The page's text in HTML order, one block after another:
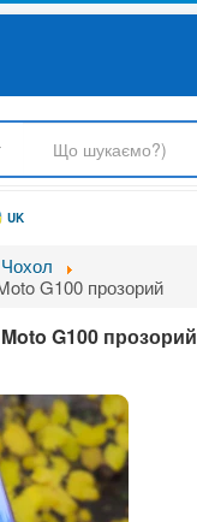
UK
Чохол
G100 прозорий
G100 прозорий